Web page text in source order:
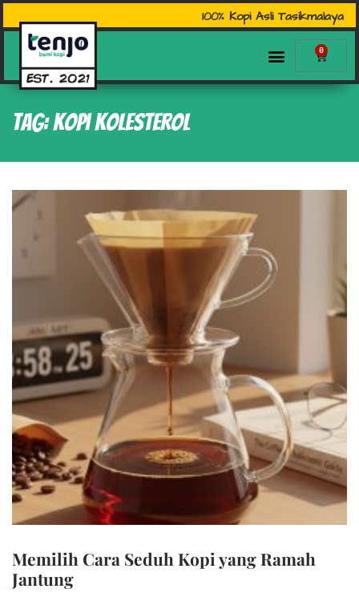
100% Kopi Asli Tasikmalaya
0
Tag: kopi kolesterol
Memilih Cara Seduh Kopi yang Ramah
Jantung